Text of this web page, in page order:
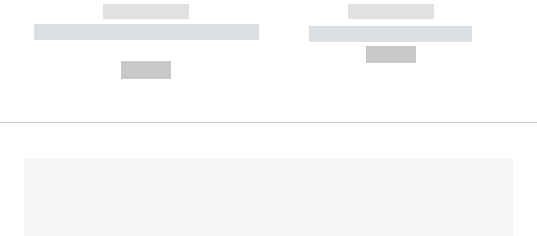
------------
----------- ----------- --------
------------
----------- -----------